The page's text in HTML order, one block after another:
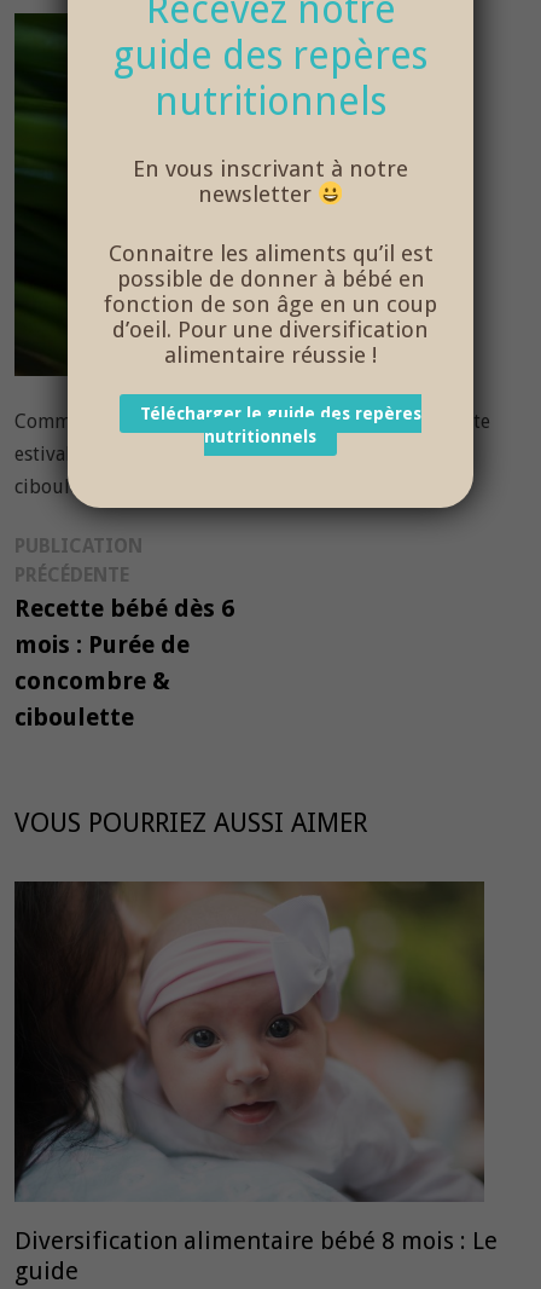
Comme des Papas vous propose une délicieuse recette
estivale de purée maison bébé au concombre et à la
ciboulette, facile à réaliser – âge 6 mois et plus
Navigation
de
l’article
PUBLICATION
PRÉCÉDENTE
précédente :
Recette bébé dès 6
mois : Purée de
concombre &
ciboulette
VOUS POURRIEZ AUSSI AIMER
Diversification alimentaire bébé 8 mois : Le
guide
guide des repères
nutritionnels
En vous inscrivant à notre
newsletter
Connaitre les aliments qu’il est
possible de donner à bébé en
fonction de son âge en un coup
d’oeil. Pour une diversification
alimentaire réussie !
Télécharger le guide des repères
nutritionnels